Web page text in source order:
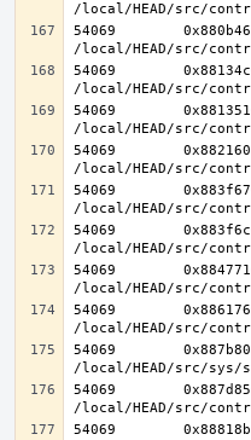
54069
54069
54069
54069
54069
54069
54069
54069
54069
54069
54069